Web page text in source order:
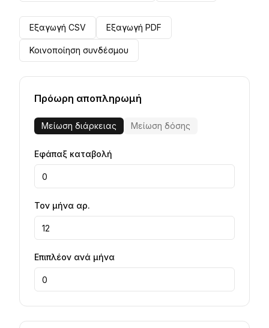
Εξαγωγή CSV Εξαγωγή PDF
Κοινοποίηση συνδέσμου
Πρόωρη αποπληρωμή
Μείωση διάρκειας Μείωση δόσης
Εφάπαξ καταβολή
Τον μήνα αρ.
Επιπλέον ανά μήνα